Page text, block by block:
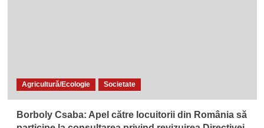
Agricultură/Ecologie Societate
Borboly Csaba: Apel către locuitorii din România să